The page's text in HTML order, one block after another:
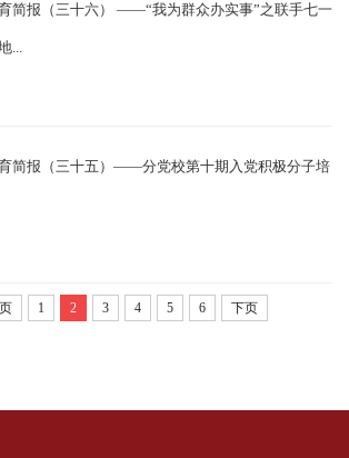
简报（三十六） ——“我为群众办实事”之联手七一
...
简报（三十五）——分党校第十期入党积极分子培
1 2 3 4 5 6 下页